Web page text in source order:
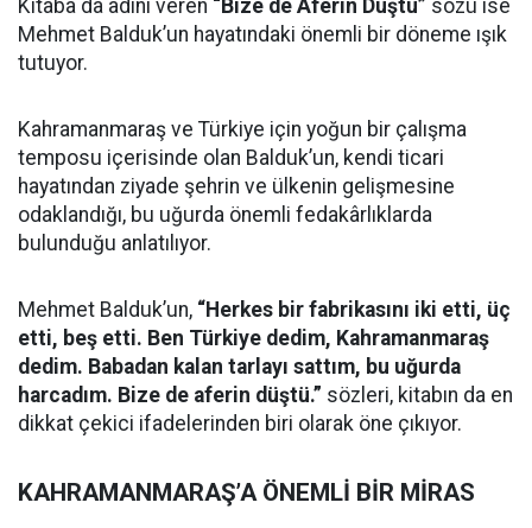
Kitaba da adını veren “Bize de Aferin Düştü” sözü ise
Mehmet Balduk’un hayatındaki önemli bir döneme ışık
tutuyor.
Kahramanmaraş ve Türkiye için yoğun bir çalışma
temposu içerisinde olan Balduk’un, kendi ticari
hayatından ziyade şehrin ve ülkenin gelişmesine
odaklandığı, bu uğurda önemli fedakârlıklarda
bulunduğu anlatılıyor.
Mehmet Balduk’un, “Herkes bir fabrikasını iki etti, üç
etti, beş etti. Ben Türkiye dedim, Kahramanmaraş
dedim. Babadan kalan tarlayı sattım, bu uğurda
harcadım. Bize de aferin düştü.” sözleri, kitabın da en
dikkat çekici ifadelerinden biri olarak öne çıkıyor.
KAHRAMANMARAŞ’A ÖNEMLİ BİR MİRAS